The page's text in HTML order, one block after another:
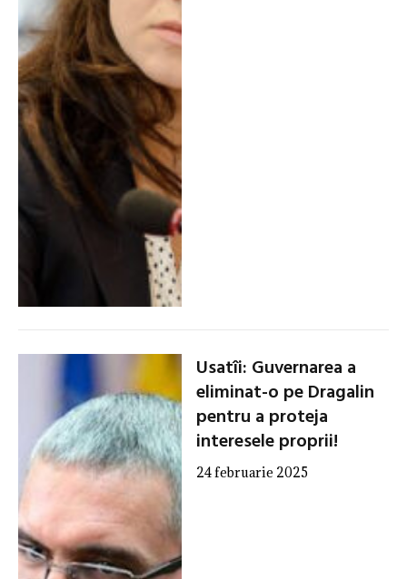
Usatîi: Guvernarea a
eliminat-o pe Dragalin
pentru a proteja
interesele proprii!
24 februarie 2025